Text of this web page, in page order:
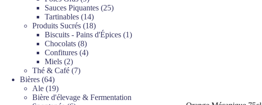
produits
Sauces Piquantes 2525
Tartinables 1414
produits
Produits Sucrés 1818
produits
Biscuits - Pains d'Épices 11
Chocolats 88
produits
Confitures 44
Miels 22
produits
Thé & Café 77
Bières 6464
produits
Ale 1919
produits
Bière d'élevage & Fermentation